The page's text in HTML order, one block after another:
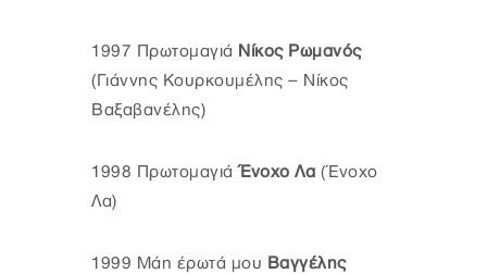
1997 Πρωτομαγιά Νίκος Ρωμανός
(Γιάννης Κουρκουμέλης – Νίκος
Βαξαβανέλης)
1998 Πρωτομαγιά Ένοχο Λα (Ένοχο
Λα)
1999 Μάη έρωτά μου Βαγγέλης